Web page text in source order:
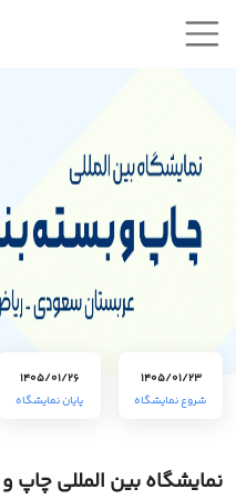
1405/01/23
شروع نمایشگاه
1405/01/26
پایان نمایشگاه
نمایشگاه بین المللی